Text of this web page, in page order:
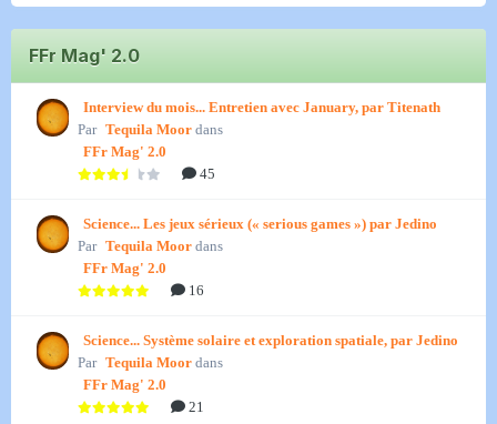
FFr Mag' 2.0
Interview du mois... Entretien avec January, par Titenath
Par Tequila Moor dans
FFr Mag' 2.0
45
Science... Les jeux sérieux (« serious games ») par Jedino
Par Tequila Moor dans
FFr Mag' 2.0
16
Science... Système solaire et exploration spatiale, par Jedino
Par Tequila Moor dans
FFr Mag' 2.0
21